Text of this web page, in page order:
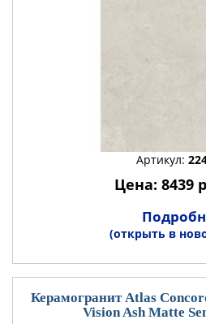
Артикул:
Цена: 8439
(открыть в
Керамогранит Atlas
Vision Ash Matte